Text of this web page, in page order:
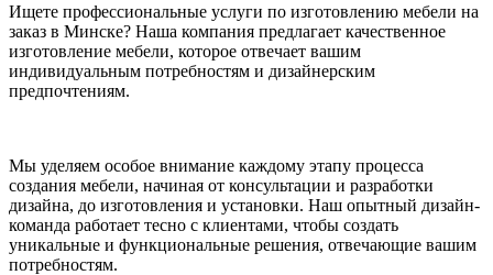
Ищете профессиональные услуги по изготовлению мебели на
заказ в Минске? Наша компания предлагает качественное
изготовление мебели, которое отвечает вашим
индивидуальным потребностям и дизайнерским
предпочтениям.
Мы уделяем особое внимание каждому этапу процесса
создания мебели, начиная от консультации и разработки
дизайна, до изготовления и установки. Наш опытный дизайн-
команда работает тесно с клиентами, чтобы создать
уникальные и функциональные решения, отвечающие вашим
потребностям.